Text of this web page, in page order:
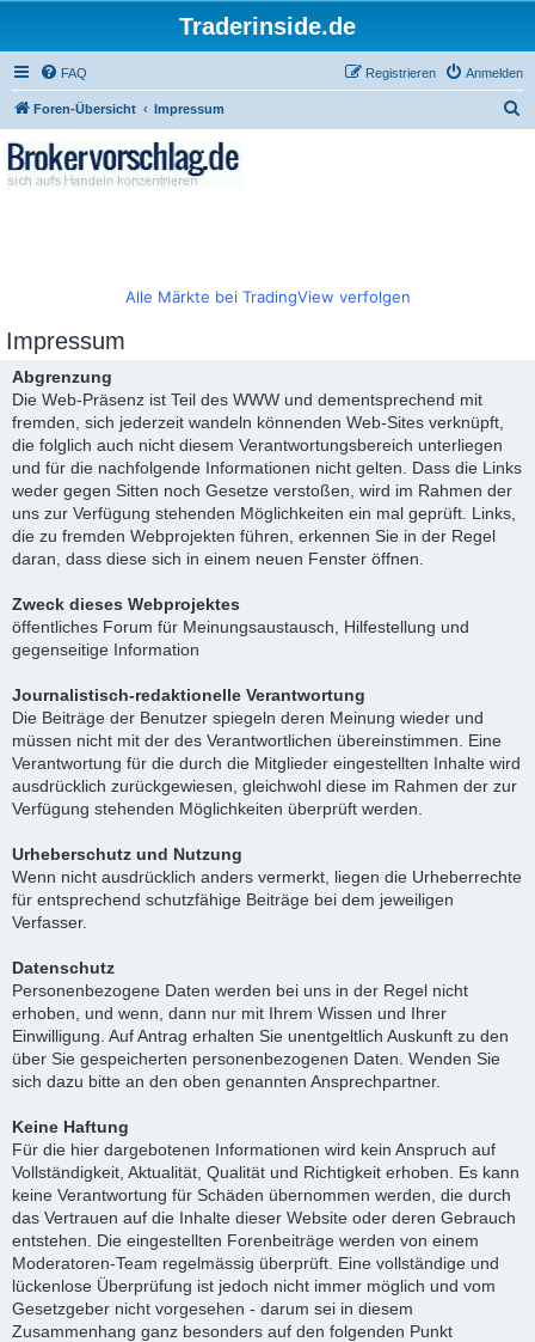
Traderinside.de
FAQ Anmelden
Registrieren
Foren-Übersicht Impressum
Alle Märkte bei TradingView verfolgen
Impressum
Abgrenzung
Die Web-Präsenz ist Teil des WWW und dementsprechend mit
fremden, sich jederzeit wandeln könnenden Web-Sites verknüpft,
die folglich auch nicht diesem Verantwortungsbereich unterliegen
und für die nachfolgende Informationen nicht gelten. Dass die Links
weder gegen Sitten noch Gesetze verstoßen, wird im Rahmen der
uns zur Verfügung stehenden Möglichkeiten ein mal geprüft. Links,
die zu fremden Webprojekten führen, erkennen Sie in der Regel
daran, dass diese sich in einem neuen Fenster öffnen.
Zweck dieses Webprojektes
öffentliches Forum für Meinungsaustausch, Hilfestellung und
gegenseitige Information
Journalistisch-redaktionelle Verantwortung
Die Beiträge der Benutzer spiegeln deren Meinung wieder und
müssen nicht mit der des Verantwortlichen übereinstimmen. Eine
Verantwortung für die durch die Mitglieder eingestellten Inhalte wird
ausdrücklich zurückgewiesen, gleichwohl diese im Rahmen der zur
Verfügung stehenden Möglichkeiten überprüft werden.
Urheberschutz und Nutzung
Wenn nicht ausdrücklich anders vermerkt, liegen die Urheberrechte
für entsprechend schutzfähige Beiträge bei dem jeweiligen
Verfasser.
Datenschutz
Personenbezogene Daten werden bei uns in der Regel nicht
erhoben, und wenn, dann nur mit Ihrem Wissen und Ihrer
Einwilligung. Auf Antrag erhalten Sie unentgeltlich Auskunft zu den
über Sie gespeicherten personenbezogenen Daten. Wenden Sie
sich dazu bitte an den oben genannten Ansprechpartner.
Keine Haftung
Für die hier dargebotenen Informationen wird kein Anspruch auf
Vollständigkeit, Aktualität, Qualität und Richtigkeit erhoben. Es kann
keine Verantwortung für Schäden übernommen werden, die durch
das Vertrauen auf die Inhalte dieser Website oder deren Gebrauch
entstehen. Die eingestellten Forenbeiträge werden von einem
Moderatoren-Team regelmässig überprüft. Eine vollständige und
lückenlose Überprüfung ist jedoch nicht immer möglich und vom
Gesetzgeber nicht vorgesehen - darum sei in diesem
Zusammenhang ganz besonders auf den folgenden Punkt